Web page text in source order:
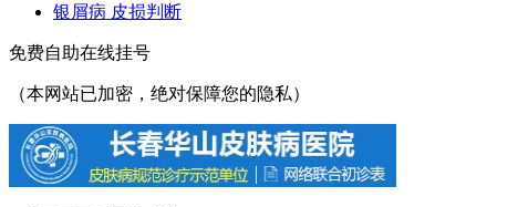
银屑病 皮损判断
免费自助在线挂号
（本网站已加密，绝对保障您的隐私）